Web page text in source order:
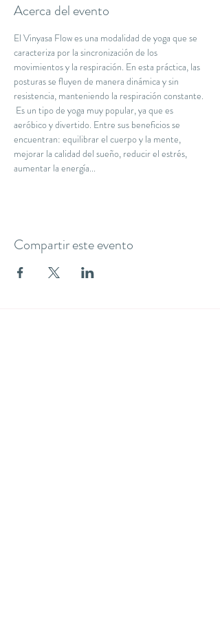
Acerca del evento
El Vinyasa Flow es una modalidad de yoga que se
caracteriza por la sincronización de los
movimientos y la respiración. En esta práctica, las
posturas se fluyen de manera dinámica y sin
resistencia, manteniendo la respiración constante.
Es un tipo de yoga muy popular, ya que es
aeróbico y divertido. Entre sus beneficios se
encuentran: equilibrar el cuerpo y la mente,
mejorar la calidad del sueño, reducir el estrés,
aumentar la energía...
Compartir este evento